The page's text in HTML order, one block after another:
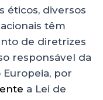
éticos, diversos
têm
de diretrizes
responsável da
por
a Lei de